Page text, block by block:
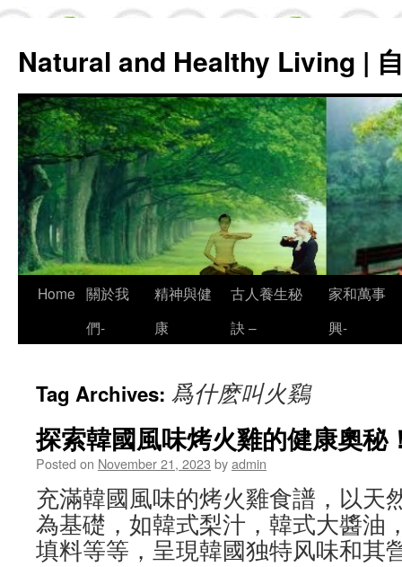
Natural and Healthy Living |
Skip
Home 關於我
們-
精神與健
康
古人養生秘
訣 –
家和萬事
興-
Tag Archives: 爲什麽叫火鷄
探索韓國風味烤火雞的健康奧秘
Posted on November 21, 2023 byadmin
充滿韓國風味的烤火雞食譜，以天
為基礎，如韓式梨汁，韓式大醬油
填料等等，呈現韓國独特风味和